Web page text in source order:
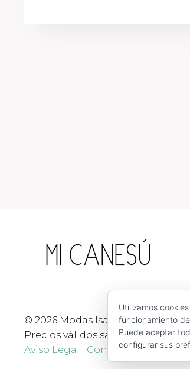
© 2026 Modas Isabel - C/
Precios válidos salvo error
Aviso Legal
Condiciones de Uso
Utilizamos
funcionamiento
Puede aceptar
configurar sus